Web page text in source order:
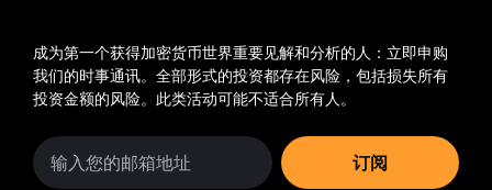
成为第一个获得加密货币世界重要见解和分析的人：立即申购
我们的时事通讯。 全部形式的投资都存在风险，包括损失所有
投资金额的风险。此类活动可能不适合所有人。
订阅